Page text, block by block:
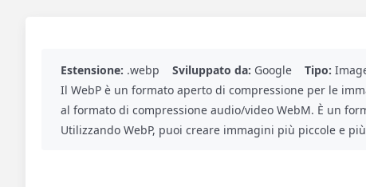
Estensione: .webp Sviluppato da: Google Tipo:
Il WebP è un formato aperto di compressione per le
al formato di compressione audio/video WebM. È un
Utilizzando WebP, puoi creare immagini più piccole e